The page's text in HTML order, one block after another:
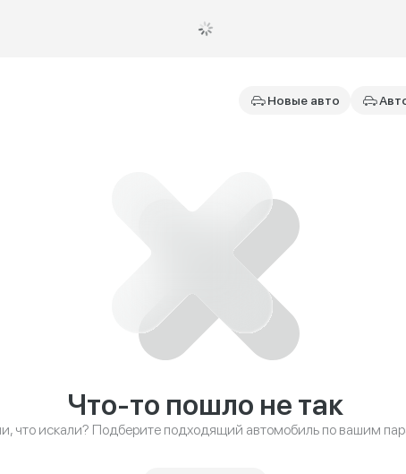
Новые авто
Что-то пошло не так
что искали? Подберите подходящий автомобиль по вашим